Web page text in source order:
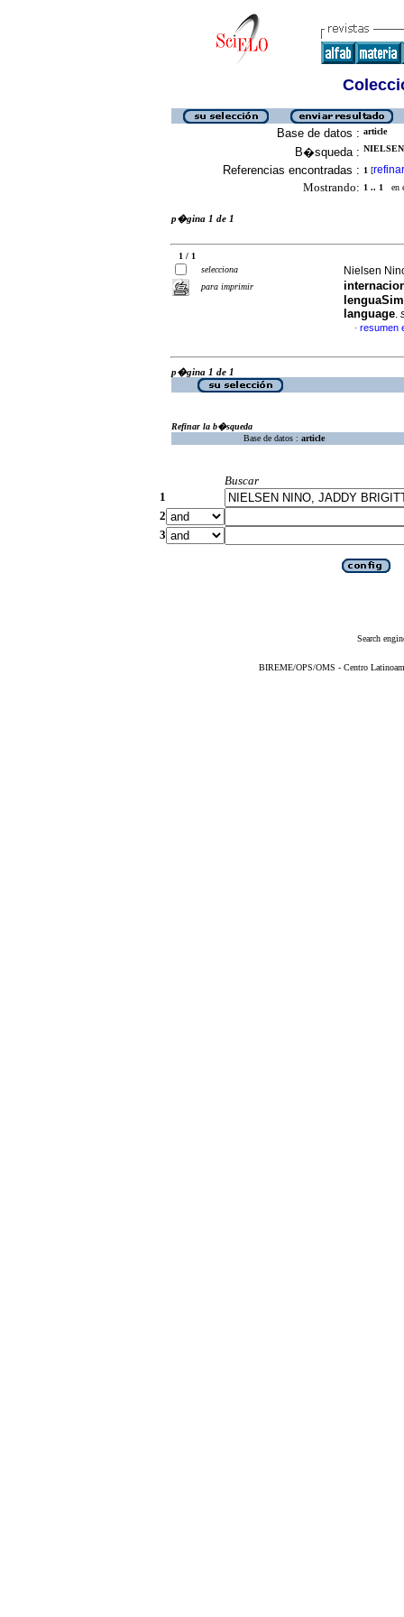
Base de datos : article
B�squeda :
Referencias encontradas : 1 [refinar
Mostrando: 1 .. 1 en
p�gina 1 de 1
1 / 1
selecciona
para imprimir
Nielsen
lengua
language.
· resumen
p�gina 1 de 1
Refinar la b�squeda
Base de datos : article
Buscar
1
2
3
Search
BIREME/OPS/OMS - Centro